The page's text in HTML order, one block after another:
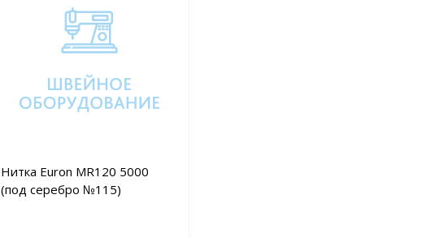
Нитка Euron MR120 5000
(под серебро №115)